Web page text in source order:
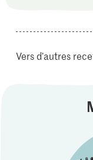
Vers d’autres